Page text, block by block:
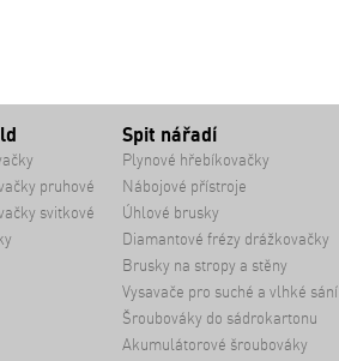
pruhové
svitkové
Spit nářadí
Plynové hřebíkovačky
Nábojové přístroje
Úhlové brusky
Diamantové frézy drážkovačky
Brusky na stropy a stěny
Vysavače pro suché a vlhké sání
Šroubováky do sádrokartonu
Akumulátorové šroubováky